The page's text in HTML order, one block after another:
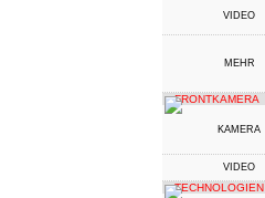
VIDEO
MEHR
FRONTKAMERA
KAMERA
VIDEO
TECHNOLOGIEN